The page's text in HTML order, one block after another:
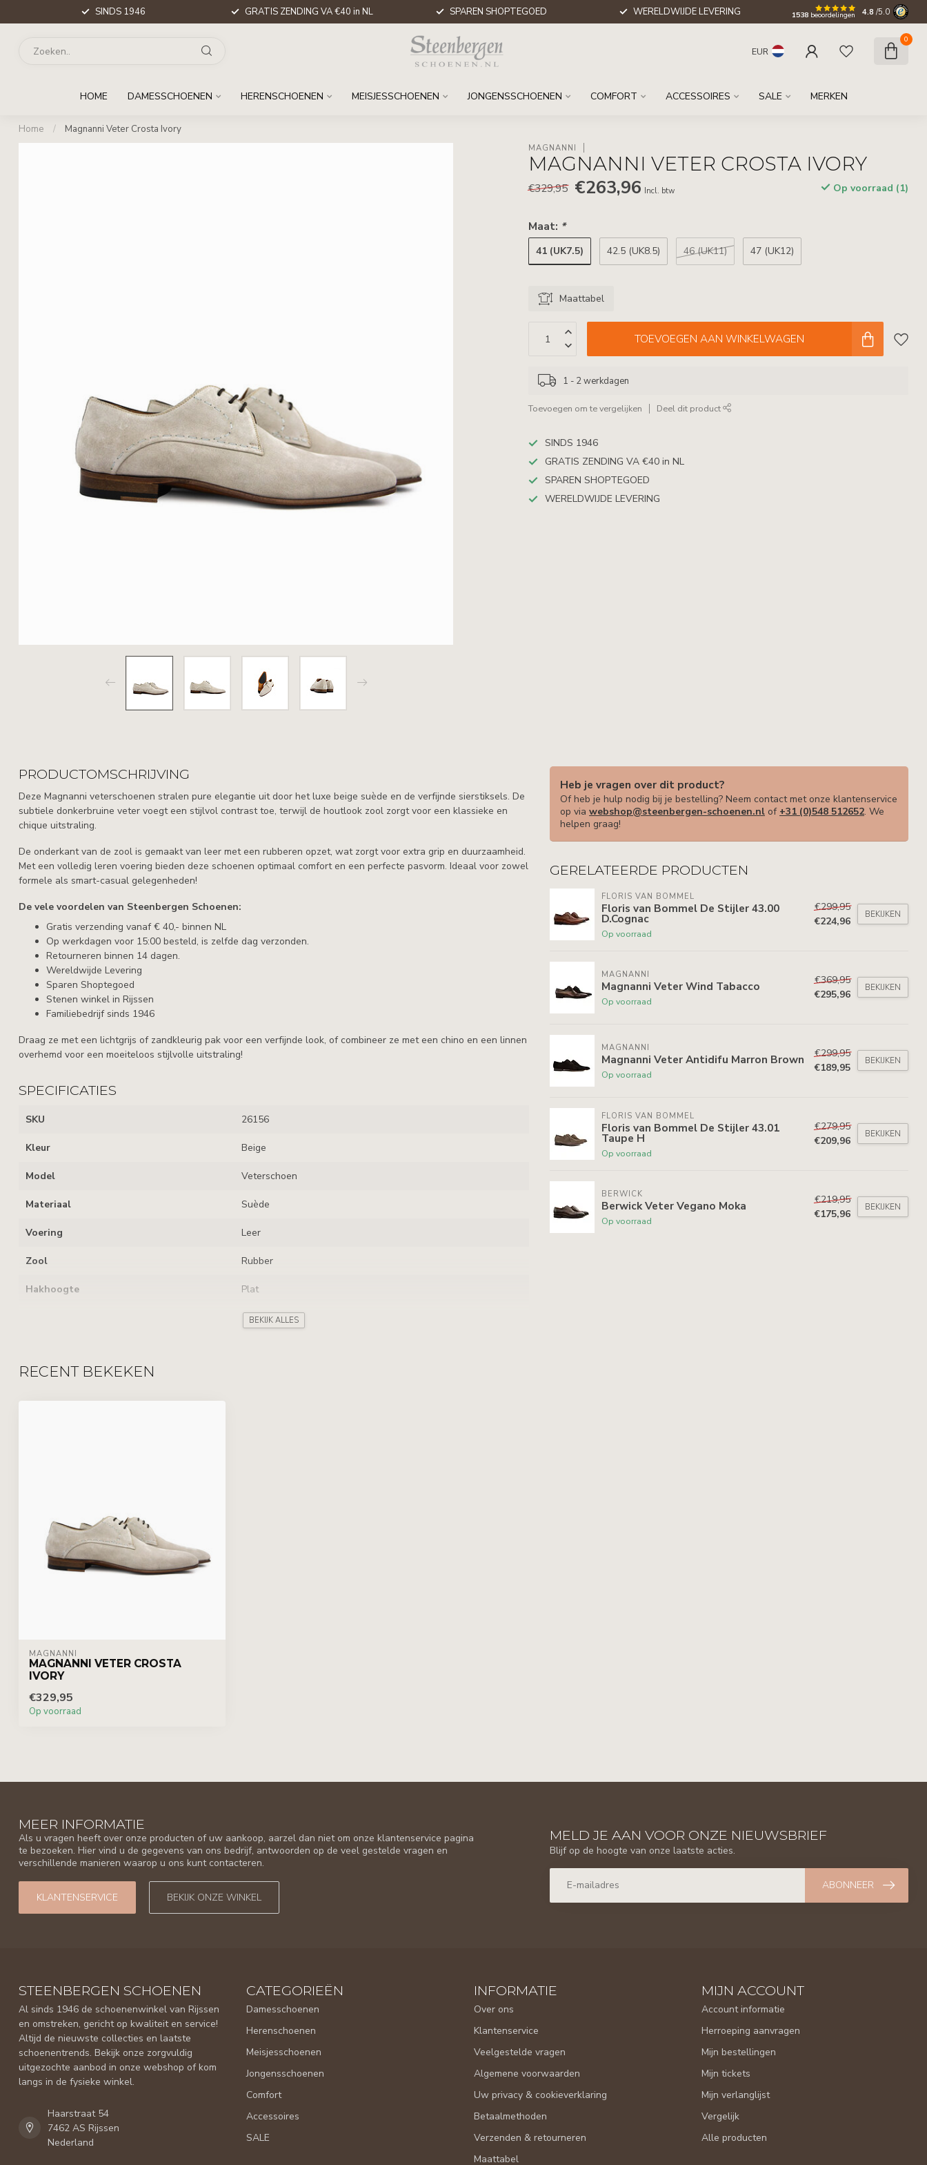
SINDS 1946 GRATIS ZENDING VA €40 in NL SPAREN SHOPTEGOED WERELDWIJDE LEVERING 1538 beoordelingen 4.8 /5.0
EUR
0
HOME DAMESSCHOENEN HERENSCHOENEN MEISJESSCHOENEN JONGENSSCHOENEN COMFORT ACCESSOIRES SALE MERKEN
Home / Magnanni Veter Crosta Ivory
MAGNANNI
MAGNANNI VETER CROSTA IVORY
€329,95 €263,96 Incl. btw Op voorraad (1)
Maat: *
41 (UK7.5) 42.5 (UK8.5) 46 (UK11) 47 (UK12)
Maattabel
TOEVOEGEN AAN WINKELWAGEN
1 - 2 werkdagen
Toevoegen om te vergelijken Deel dit product
SINDS 1946
GRATIS ZENDING VA €40 in NL
SPAREN SHOPTEGOED
WERELDWIJDE LEVERING
PRODUCTOMSCHRIJVING
Deze Magnanni veterschoenen stralen pure elegantie uit door het luxe beige suède en de verfijnde sierstiksels. De
subtiele donkerbruine veter voegt een stijlvol contrast toe, terwijl de houtlook zool zorgt voor een klassieke en
chique uitstraling.
De onderkant van de zool is gemaakt van leer met een rubberen opzet, wat zorgt voor extra grip en duurzaamheid.
Met een volledig leren voering bieden deze schoenen optimaal comfort en een perfecte pasvorm. Ideaal voor zowel
formele als smart-casual gelegenheden!
De vele voordelen van Steenbergen Schoenen:
Gratis verzending vanaf € 40,- binnen NL
Op werkdagen voor 15:00 besteld, is zelfde dag verzonden.
Retourneren binnen 14 dagen.
Wereldwijde Levering
Sparen Shoptegoed
Stenen winkel in Rijssen
Familiebedrijf sinds 1946
Draag ze met een lichtgrijs of zandkleurig pak voor een verfijnde look, of combineer ze met een chino en een linnen
overhemd voor een moeiteloos stijlvolle uitstraling!
SPECIFICATIES
SKU 26156
Kleur Beige
Model Veterschoen
Materiaal Suède
Voering Leer
Zool Rubber
Hakhoogte Plat
Kenmerken
Leverancierscode
BEKIJK ALLES
Heb je vragen over dit product?
Of heb je hulp nodig bij je bestelling? Neem contact met onze klantenservice
op via webshop@steenbergen-schoenen.nl of +31 (0)548 512652. We
helpen graag!
GERELATEERDE PRODUCTEN
FLORIS VAN BOMMEL
Floris van Bommel De Stijler 43.00
D.Cognac
Op voorraad
€299,95
€224,96
BEKIJKEN
MAGNANNI
Magnanni Veter Wind Tabacco
Op voorraad
€369,95
€295,96
BEKIJKEN
MAGNANNI
Magnanni Veter Antidifu Marron Brown
Op voorraad
€299,95
€189,95
BEKIJKEN
FLORIS VAN BOMMEL
Floris van Bommel De Stijler 43.01
Taupe H
Op voorraad
€279,95
€209,96
BEKIJKEN
BERWICK
Berwick Veter Vegano Moka
Op voorraad
€219,95
€175,96
BEKIJKEN
RECENT BEKEKEN
MAGNANNI
MAGNANNI VETER CROSTA
IVORY
€329,95
Op voorraad
MEER INFORMATIE
Als u vragen heeft over onze producten of uw aankoop, aarzel dan niet om onze klantenservice pagina
te bezoeken. Hier vind u de gegevens van ons bedrijf, antwoorden op de veel gestelde vragen en
verschillende manieren waarop u ons kunt contacteren.
KLANTENSERVICE BEKIJK ONZE WINKEL
MELD JE AAN VOOR ONZE NIEUWSBRIEF
Blijf op de hoogte van onze laatste acties.
ABONNEER
STEENBERGEN SCHOENEN
Al sinds 1946 de schoenenwinkel van Rijssen
en omstreken, gericht op kwaliteit en service!
Altijd de nieuwste collecties en laatste
schoenentrends. Bekijk onze zorgvuldig
uitgezochte aanbod in onze webshop of kom
langs in de fysieke winkel.
Haarstraat 54
7462 AS Rijssen
Nederland
CATEGORIEËN
Damesschoenen
Herenschoenen
Meisjesschoenen
Jongensschoenen
Comfort
Accessoires
SALE
INFORMATIE
Over ons
Klantenservice
Veelgestelde vragen
Algemene voorwaarden
Uw privacy & cookieverklaring
Betaalmethoden
Verzenden & retourneren
Maattabel
MIJN ACCOUNT
Account informatie
Herroeping aanvragen
Mijn bestellingen
Mijn tickets
Mijn verlanglijst
Vergelijk
Alle producten